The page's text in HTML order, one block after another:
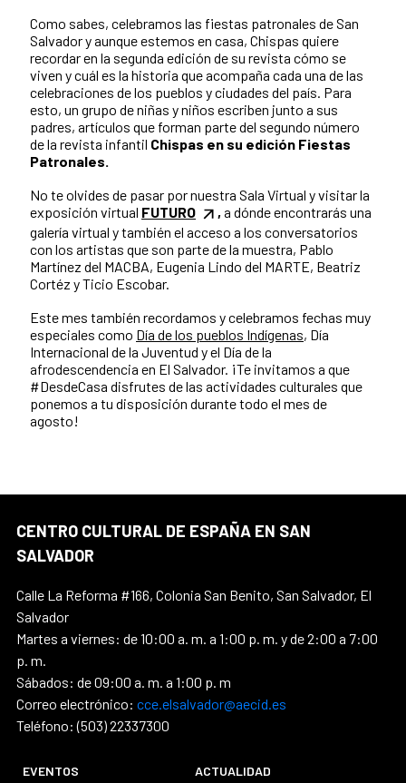
Como sabes, celebramos las fiestas patronales de San
Salvador y aunque estemos en casa, Chispas quiere
recordar en la segunda edición de su revista cómo se
viven y cuál es la historia que acompaña cada una de las
celebraciones de los pueblos y ciudades del país. Para
esto, un grupo de niñas y niños escriben junto a sus
padres, artículos que forman parte del segundo número
de la revista infantil Chispas en su edición Fiestas
Patronales.
No te olvides de pasar por nuestra Sala Virtual y visitar la
exposición virtual FUTURO , a dónde encontrarás una
galería virtual y también el acceso a los conversatorios
con los artistas que son parte de la muestra, Pablo
Martínez del MACBA, Eugenia Lindo del MARTE, Beatriz
Cortéz y Ticio Escobar.
Este mes también recordamos y celebramos fechas muy
especiales como Día de los pueblos Indígenas, Día
Internacional de la Juventud y el Día de la
afrodescendencia en El Salvador. ¡Te invitamos a que
#DesdeCasa disfrutes de las actividades culturales que
ponemos a tu disposición durante todo el mes de
agosto!
CENTRO CULTURAL DE ESPAÑA EN SAN
SALVADOR
Calle La Reforma #166, Colonia San Benito, San Salvador, El
Salvador
Martes a viernes: de 10:00 a. m. a 1:00 p. m. y de 2:00 a 7:00
p. m.
Sábados: de 09:00 a. m. a 1:00 p. m
Correo electrónico: cce.elsalvador@aecid.es
Teléfono: (503) 22337300
EVENTOS
ACTUALIDAD